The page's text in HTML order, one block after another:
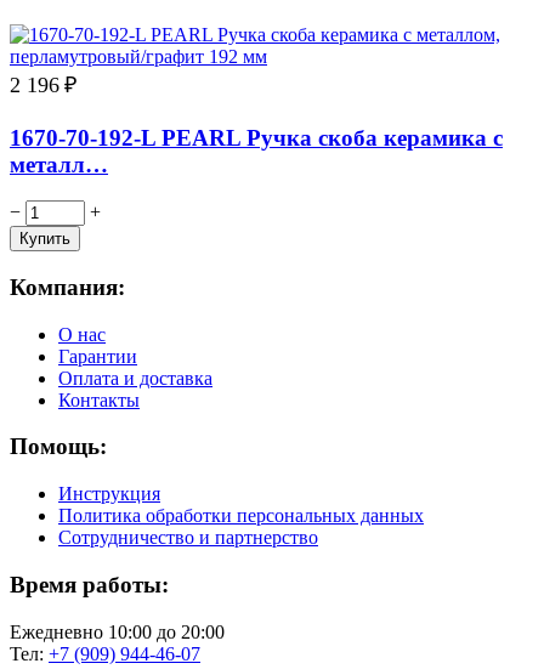
2 196 ₽
1670-70-192-L PEARL Ручка скоба керамика с
металл…
− +
Компания:
О нас
Гарантии
Оплата и доставка
Контакты
Помощь:
Инструкция
Политика обработки персональных данных
Сотрудничество и партнерство
Время работы:
Ежедневно 10:00 до 20:00
Тел: +7 (909) 944-46-07